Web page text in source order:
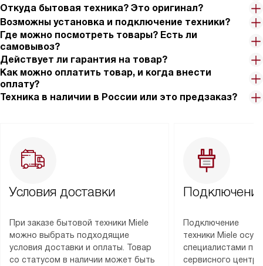
Откуда бытовая техника? Это оригинал?
Возможны установка и подключение техники?
Где можно посмотреть товары? Есть ли
самовывоз?
Действует ли гарантия на товар?
Как можно оплатить товар, и когда внести
оплату?
Техника в наличии в России или это предзаказ?
Условия доставки
При заказе бытовой техники Miele
можно выбрать подходящие
условия доставки и оплаты. Товар
со статусом в наличии может быть
Подключение
техники Miele
специалистами
сервисного